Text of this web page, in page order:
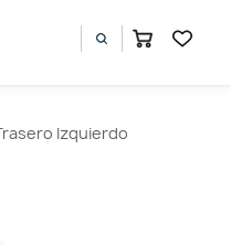
Izquierdo